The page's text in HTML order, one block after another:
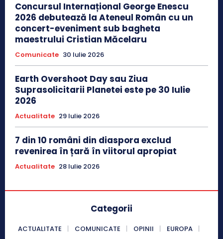
Concursul Internațional George Enescu
2026 debutează la Ateneul Român cu un
concert-eveniment sub bagheta
maestrului Cristian Măcelaru
Comunicate 30 Iulie 2026
Earth Overshoot Day sau Ziua
Suprasolicitarii Planetei este pe 30 Iulie
2026
Actualitate 29 Iulie 2026
7 din 10 români din diaspora exclud
revenirea în țară în viitorul apropiat
Actualitate 28 Iulie 2026
Categorii
ACTUALITATE COMUNICATE OPINII
EUROPA